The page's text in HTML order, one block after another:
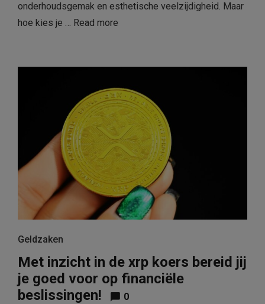
onderhoudsgemak en esthetische veelzijdigheid. Maar
hoe kies je … Read more
Geldzaken
Met inzicht in de xrp koers bereid jij
je goed voor op financiële
beslissingen!
0